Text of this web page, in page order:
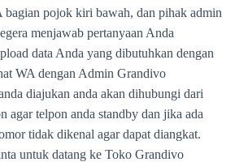
bagian pojok kiri bawah, dan pihak admin
menjawab pertanyaan Anda
data Anda yang dibutuhkan dengan
WA dengan Admin Grandivo
diajukan anda akan dihubungi dari
agar telpon anda standby dan jika ada
tidak dikenal agar dapat diangkat.
untuk datang ke Toko Grandivo